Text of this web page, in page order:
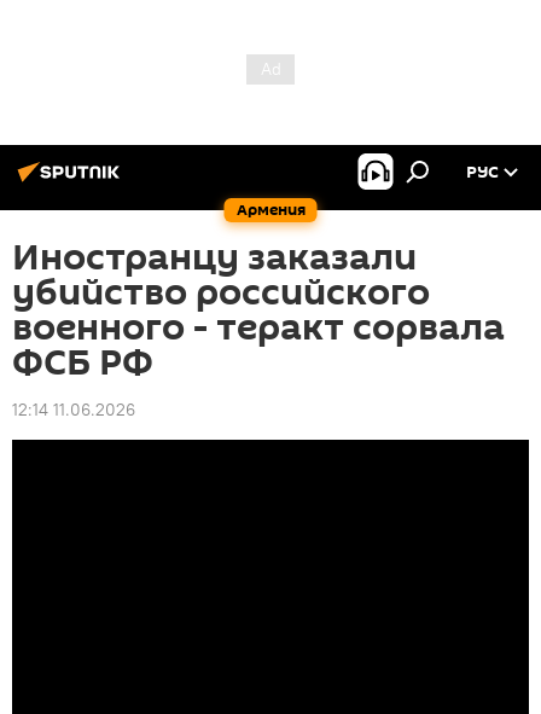
Армения
РУС
Иностранцу заказали
убийство российского
военного - теракт сорвала
ФСБ РФ
12:14 11.06.2026